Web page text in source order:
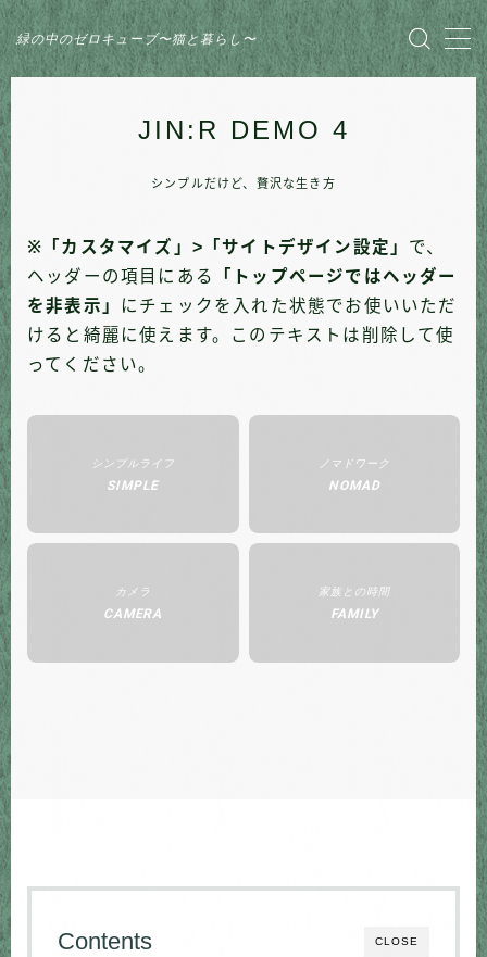
緑の中のゼロキューブ〜猫と暮らし〜
MENU
家のこと
日記
JIN:R DEMO 4
シンプルだけど、贅沢な生き方
※「カスタマイズ」>「サイトデザイン設定」 で、
ヘッダーの項目にある
「トップページではヘッダー
を非表示」
にチェックを入れた状態でお使いいただ
けると綺麗に使えます。このテキストは削除して使
ってください。
シンプルライフ
SIMPLE
ノマドワーク
NOMAD
カメラ
CAMERA
家族との時間
FAMILY
CLOSE
Contents